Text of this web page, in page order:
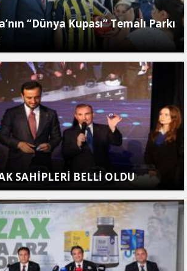
“Dünya Kupası” Temalı Parkı
SAHİPLERİ BELLİ OLDU